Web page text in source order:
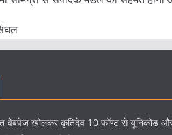
वेबपेज खोलकर कृतिदेव 10 फॉण्ट से यूनिकोड